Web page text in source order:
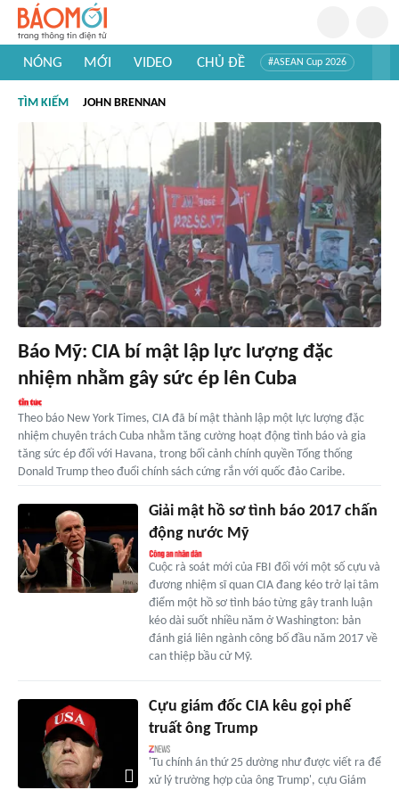
NÓNG MỚI VIDEO CHỦ ĐỀ #ASEAN Cup 2026
#Khám phá thế giới
TÌM KIẾM JOHN BRENNAN
Báo Mỹ: CIA bí mật lập lực lượng đặc
nhiệm nhằm gây sức ép lên Cuba
Theo báo New York Times, CIA đã bí mật thành lập một lực lượng đặc
nhiệm chuyên trách Cuba nhằm tăng cường hoạt động tình báo và gia
tăng sức ép đối với Havana, trong bối cảnh chính quyền Tổng thống
Donald Trump theo đuổi chính sách cứng rắn với quốc đảo Caribe.
Giải mật hồ sơ tình báo 2017 chấn
động nước Mỹ
Cuộc rà soát mới của FBI đối với một số cựu và
đương nhiệm sĩ quan CIA đang kéo trở lại tâm
điểm một hồ sơ tình báo từng gây tranh luận
kéo dài suốt nhiều năm ở Washington: bản
đánh giá liên ngành công bố đầu năm 2017 về
can thiệp bầu cử Mỹ.
Cựu giám đốc CIA kêu gọi phế
truất ông Trump
'Tu chính án thứ 25 dường như được viết ra để
xử lý trường hợp của ông Trump', cựu Giám